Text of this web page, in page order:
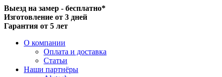
Выезд на замер - бесплатно*
Изготовление от 3 дней
Гарантия от 5 лет
О компании
Оплата и доставка
Статьи
Наши партнёры